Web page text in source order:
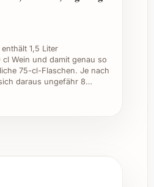
1,5 Liter
cl Wein und damit genau so
75-cl-Flaschen. Je nach
daraus ungefähr 8…